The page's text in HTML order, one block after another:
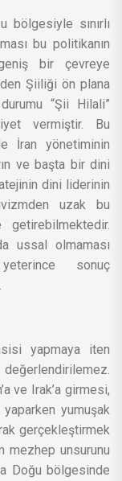
bölgesiyle sınırlı
bu politikanın
bir çevreye
Şiiliği ön plana
“Şii Hilali”
vermiştir. Bu
İran yönetiminin
ve başta bir dini
dini liderinin
uzak bu
ussal olmaması
sonuç
yapmaya iten
ve Irak’a girmesi,
yaparken yumuşak
gerçekleştirmek
mezhep unsurunu
Doğu bölgesinde